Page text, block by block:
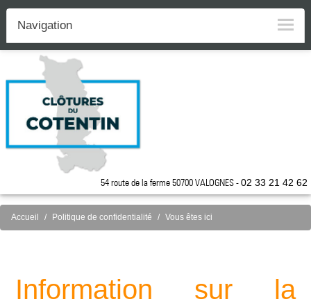
54 route de la ferme 50700 VALOGNES -02 33 21 42 62
Navigation
Accueil Politique de confidentialité Vous êtes ici
Information sur la